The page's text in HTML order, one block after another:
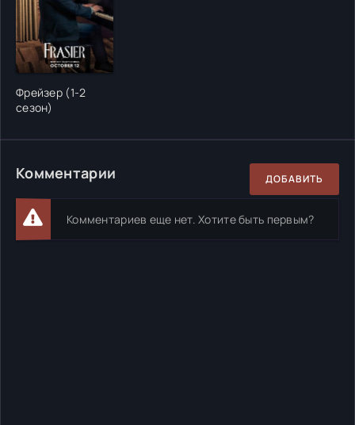
Фрейзер (1-2
сезон)
Комментарии ДОБАВИТЬ
Комментариев еще нет. Хотите быть первым?